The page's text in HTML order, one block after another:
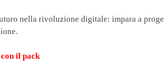
nella rivoluzione digitale: impara a
il pack